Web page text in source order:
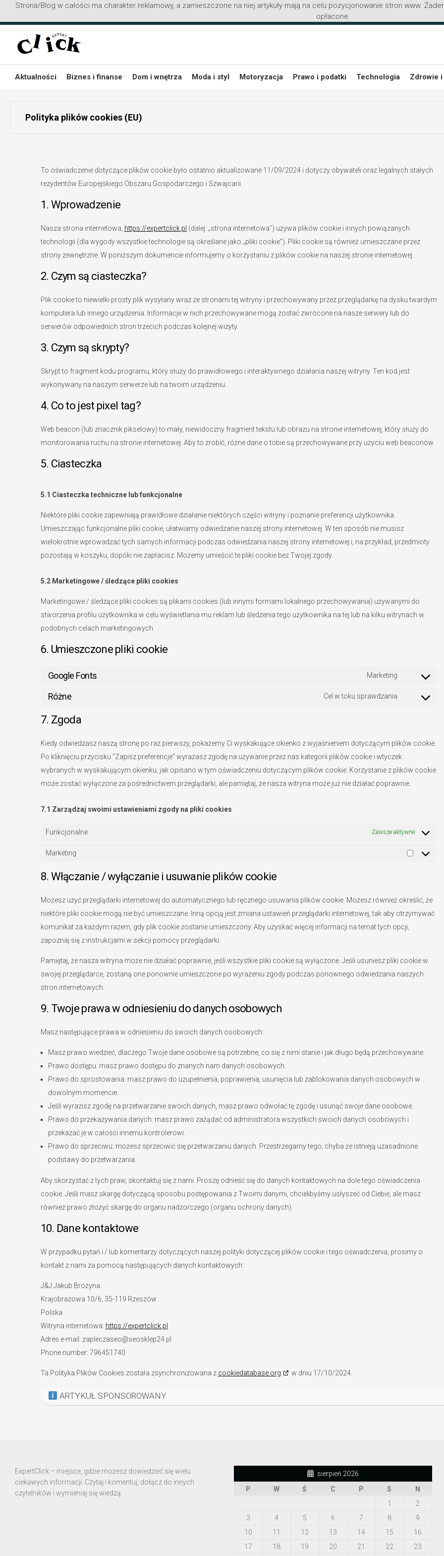
Strona/Blog w całości ma charakter reklamowy, a zamieszczone na niej artykuły mają na celu pozycjonowanie stron www.
opłacone.
Przejdź
treści
Aktualności Biznes i finanse Dom i wnętrza Moda i styl Motoryzacja Prawo i podatki Technologia Zdrowie
Polityka plików cookies (EU)
To oświadczenie dotyczące plików cookie było ostatnio aktualizowane 11/09/2024 i dotyczy obywateli oraz legalnych stałych
rezydentów Europejskiego Obszaru Gospodarczego i Szwajcarii.
1. Wprowadzenie
Nasza strona internetowa, https://expertclick.pl (dalej: „strona internetowa”) używa plików cookie i innych powiązanych
technologii (dla wygody wszystkie technologie są określane jako „pliki cookie”). Pliki cookie są również umieszczane przez
strony zewnętrzne. W poniższym dokumencie informujemy o korzystaniu z plików cookie na naszej stronie internetowej.
2. Czym są ciasteczka?
Plik cookie to niewielki prosty plik wysyłany wraz ze stronami tej witryny i przechowywany przez przeglądarkę na dysku twardym
komputera lub innego urządzenia. Informacje w nich przechowywane mogą zostać zwrócone na nasze serwery lub do
serwerów odpowiednich stron trzecich podczas kolejnej wizyty.
3. Czym są skrypty?
Skrypt to fragment kodu programu, który służy do prawidłowego i interaktywnego działania naszej witryny. Ten kod jest
wykonywany na naszym serwerze lub na twoim urządzeniu.
4. Co to jest pixel tag?
Web beacon (lub znacznik pikselowy) to mały, niewidoczny fragment tekstu lub obrazu na stronie internetowej, który służy do
monitorowania ruchu na stronie internetowej. Aby to zrobić, różne dane o tobie są przechowywane przy użyciu web beaconów.
5. Ciasteczka
5.1 Ciasteczka techniczne lub funkcjonalne
Niektóre pliki cookie zapewniają prawidłowe działanie niektórych części witryny i poznanie preferencji użytkownika.
Umieszczając funkcjonalne pliki cookie, ułatwiamy odwiedzanie naszej strony internetowej. W ten sposób nie musisz
wielokrotnie wprowadzać tych samych informacji podczas odwiedzania naszej strony internetowej i, na przykład, przedmioty
pozostają w koszyku, dopóki nie zapłacisz. Możemy umieścić te pliki cookie bez Twojej zgody.
5.2 Marketingowe / śledzące pliki cookies
Marketingowe / śledzące pliki cookies są plikami cookies (lub innymi formami lokalnego przechowywania) używanymi do
stworzenia profilu użytkownika w celu wyświetlania mu reklam lub śledzenia tego użytkownika na tej lub na kilku witrynach w
podobnych celach marketingowych.
6. Umieszczone pliki cookie
Google Fonts Marketing
Consent
Różne Cel w toku sprawdzania
Consent
różne
7. Zgoda
Kiedy odwiedzasz naszą stronę po raz pierwszy, pokażemy Ci wyskakujące okienko z wyjaśnieniem dotyczącym plików cookie.
Po kliknięciu przycisku "Zapisz preferencje" wyrażasz zgodę na używanie przez nas kategorii plików cookie i wtyczek
wybranych w wyskakującym okienku, jak opisano w tym oświadczeniu dotyczącym plików cookie. Korzystanie z plików cookie
może zostać wyłączone za pośrednictwem przeglądarki, ale pamiętaj, że nasza witryna może już nie działać poprawnie.
7.1 Zarządzaj swoimi ustawieniami zgody na pliki cookies
Funkcjonalne Zawsze aktywne
Marketing
8. Włączanie / wyłączanie i usuwanie plików cookie
Możesz użyć przeglądarki internetowej do automatycznego lub ręcznego usuwania plików cookie. Możesz również określić, że
niektóre pliki cookie mogą nie być umieszczane. Inną opcją jest zmiana ustawień przeglądarki internetowej, tak aby otrzymywać
komunikat za każdym razem, gdy plik cookie zostanie umieszczony. Aby uzyskać więcej informacji na temat tych opcji,
zapoznaj się z instrukcjami w sekcji pomocy przeglądarki.
Pamiętaj, że nasza witryna może nie działać poprawnie, jeśli wszystkie pliki cookie są wyłączone. Jeśli usuniesz pliki cookie w
swojej przeglądarce, zostaną one ponownie umieszczone po wyrażeniu zgody podczas ponownego odwiedzania naszych
stron internetowych.
9. Twoje prawa w odniesieniu do danych osobowych
Masz następujące prawa w odniesieniu do swoich danych osobowych:
Masz prawo wiedzieć, dlaczego Twoje dane osobowe są potrzebne, co się z nimi stanie i jak długo będą przechowywane.
Prawo dostępu: masz prawo dostępu do znanych nam danych osobowych.
Prawo do sprostowania: masz prawo do uzupełnienia, poprawienia, usunięcia lub zablokowania danych osobowych w
dowolnym momencie.
Jeśli wyrazisz zgodę na przetwarzanie swoich danych, masz prawo odwołać tę zgodę i usunąć swoje dane osobowe.
Prawo do przekazywania danych: masz prawo zażądać od administratora wszystkich swoich danych osobowych i
przekazać je w całości innemu kontrolerowi.
Prawo do sprzeciwu: możesz sprzeciwić się przetwarzaniu danych. Przestrzegamy tego, chyba że istnieją uzasadnione
podstawy do przetwarzania.
Aby skorzystać z tych praw, skontaktuj się z nami. Proszę odnieść się do danych kontaktowych na dole tego oświadczenia
cookie. Jeśli masz skargę dotyczącą sposobu postępowania z Twoimi danymi, chcielibyśmy usłyszeć od Ciebie, ale masz
również prawo złożyć skargę do organu nadzorczego (organu ochrony danych).
10. Dane kontaktowe
W przypadku pytań i / lub komentarzy dotyczących naszej polityki dotyczącej plików cookie i tego oświadczenia, prosimy o
kontakt z nami za pomocą następujących danych kontaktowych:
J&J Jakub Brożyna
Krajobrazowa 10/6, 35-119 Rzeszów
Polska
Witryna internetowa: https://expertclick.pl
Adres e-mail: zapleczaseo@seosklep24.pl
Phone number: 796451740
Ta Polityka Plików Cookies została zsynchronizowana z cookiedatabase.org w dniu 17/10/2024.
ARTYKUŁ SPONSOROWANY
ExpertClick – miejsce, gdzie możesz dowiedzieć się wielu
ciekawych informacji. Czytaj i komentuj, dołącz do innych
czytelników i wymieniaj się wiedzą.
sierpień 2026
P
W Ś C P S
N
1
2
3
4 5 6 7 8
9
10
11 12 13 14 15
16
17
18 19 20 21 22 23